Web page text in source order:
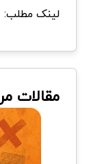
لینک مطلب:
مقالات